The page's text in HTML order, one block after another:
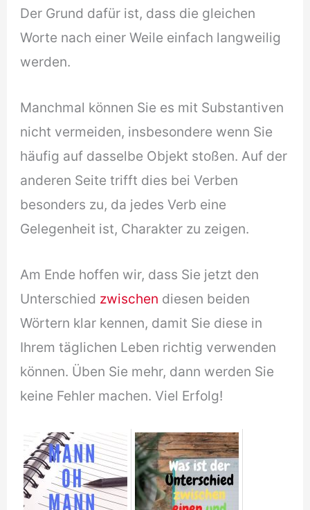
Der Grund dafür ist, dass die gleichen
Worte nach einer Weile einfach langweilig
werden.
Manchmal können Sie es mit Substantiven
nicht vermeiden, insbesondere wenn Sie
häufig auf dasselbe Objekt stoßen. Auf der
anderen Seite trifft dies bei Verben
besonders zu, da jedes Verb eine
Gelegenheit ist, Charakter zu zeigen.
Am Ende hoffen wir, dass Sie jetzt den
Unterschied zwischen diesen beiden
Wörtern klar kennen, damit Sie diese in
Ihrem täglichen Leben richtig verwenden
können. Üben Sie mehr, dann werden Sie
keine Fehler machen. Viel Erfolg!